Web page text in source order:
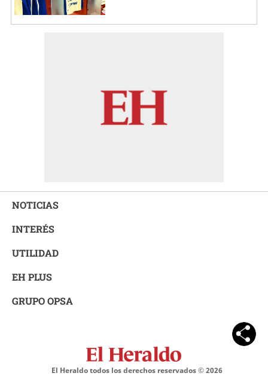
NOTICIAS
INTERÉS
UTILIDAD
EH PLUS
GRUPO OPSA
El Heraldo todos los derechos reservados ©2026